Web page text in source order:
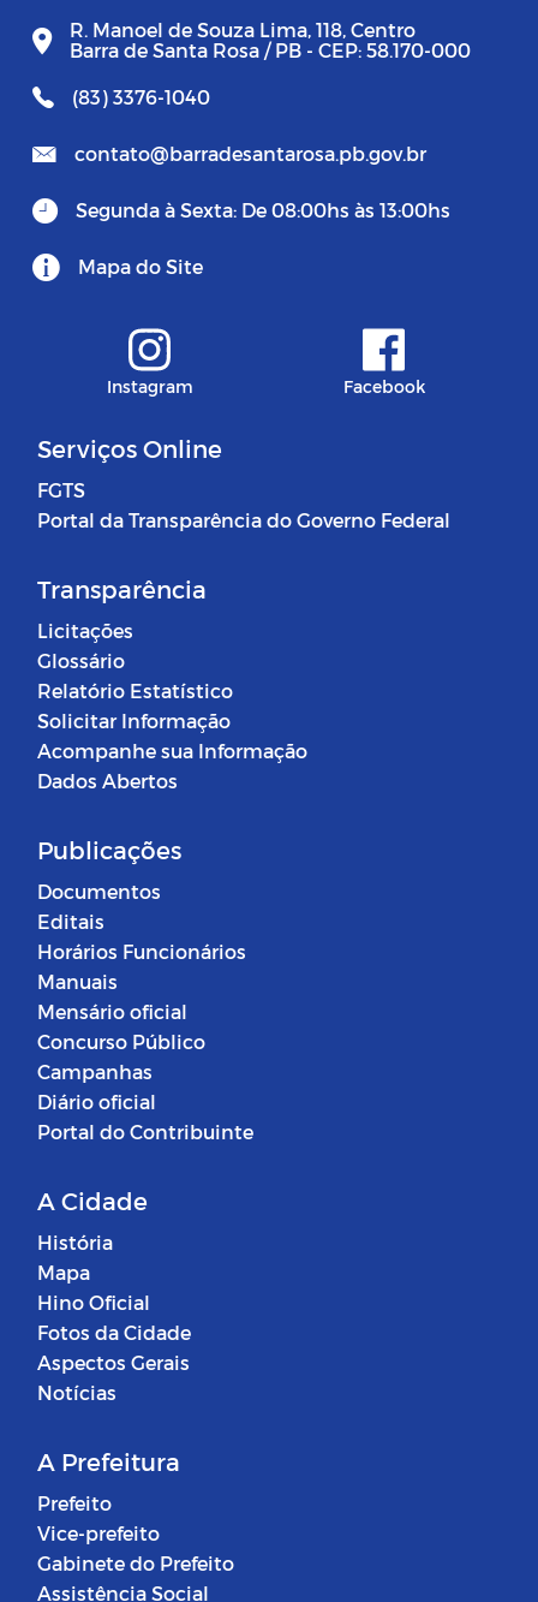
R. Manoel de Souza Lima, 118, Centro
Barra de Santa Rosa / PB - CEP: 58.170-000
(83) 3376-1040
contato@barradesantarosa.pb.gov.br
Segunda à Sexta: De 08:00hs às 13:00hs
Mapa do Site
Instagram Facebook
Serviços Online
FGTS
Portal da Transparência do Governo Federal
Transparência
Licitações
Glossário
Relatório Estatístico
Solicitar Informação
Acompanhe sua Informação
Dados Abertos
Publicações
Documentos
Editais
Horários Funcionários
Manuais
Mensário oficial
Concurso Público
Campanhas
Diário oficial
Portal do Contribuinte
A Cidade
História
Mapa
Hino Oficial
Fotos da Cidade
Aspectos Gerais
Notícias
A Prefeitura
Prefeito
Vice-prefeito
Gabinete do Prefeito
Assistência Social